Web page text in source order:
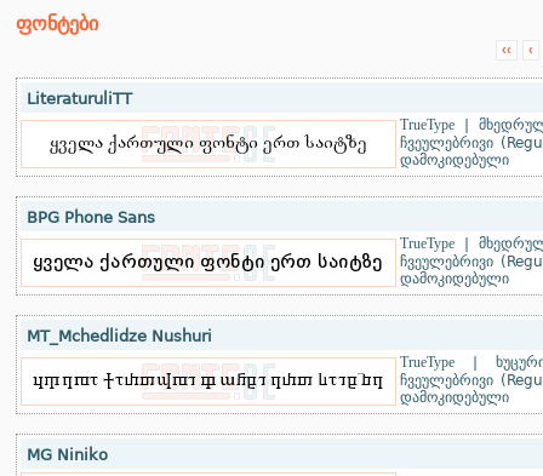
ფონტები
‹‹ ‹
LiteraturuliTT
TrueType|
ჩვეულებრივი
დამოკიდებული
BPG Phone Sans
TrueType|
ჩვეულებრივი
დამოკიდებული
MT_Mchedlidze Nushuri
TrueType|
ჩვეულებრივი
დამოკიდებული
MG Niniko